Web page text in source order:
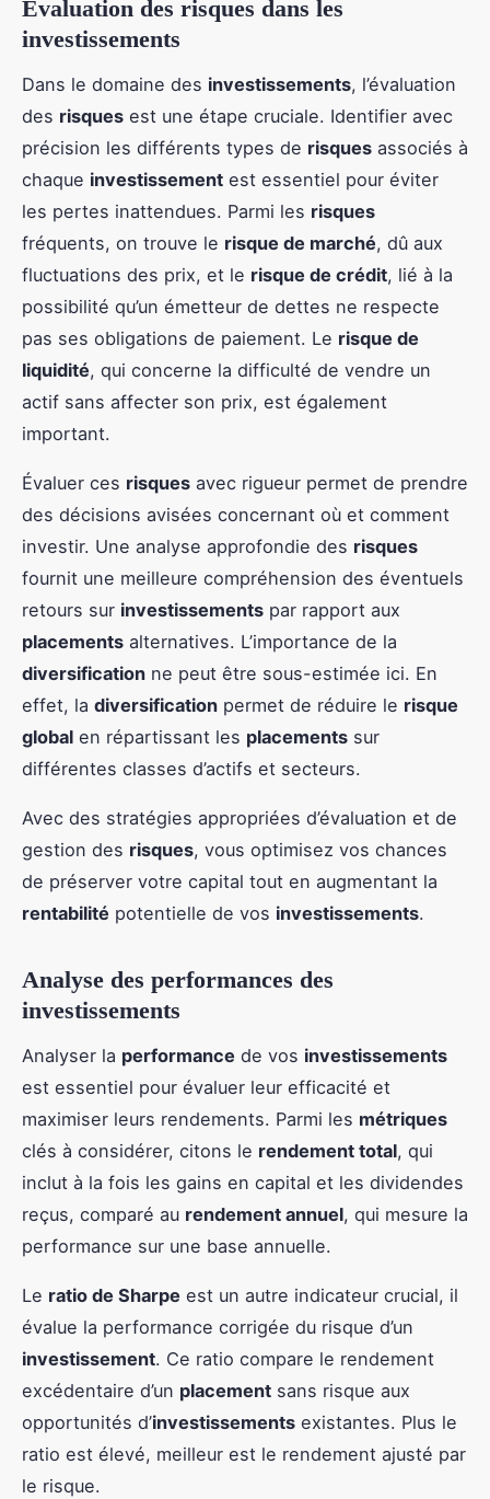
Évaluation des risques dans les
investissements
Dans le domaine des investissements, l’évaluation
des risques est une étape cruciale. Identifier avec
précision les différents types de risques associés à
chaque investissement est essentiel pour éviter
les pertes inattendues. Parmi les risques
fréquents, on trouve le risque de marché, dû aux
fluctuations des prix, et le risque de crédit, lié à la
possibilité qu’un émetteur de dettes ne respecte
pas ses obligations de paiement. Le risque de
liquidité, qui concerne la difficulté de vendre un
actif sans affecter son prix, est également
important.
Évaluer ces risques avec rigueur permet de prendre
des décisions avisées concernant où et comment
investir. Une analyse approfondie des risques
fournit une meilleure compréhension des éventuels
retours sur investissements par rapport aux
placements alternatives. L’importance de la
diversification ne peut être sous-estimée ici. En
effet, la diversification permet de réduire le risque
global en répartissant les placements sur
différentes classes d’actifs et secteurs.
Avec des stratégies appropriées d’évaluation et de
gestion des risques, vous optimisez vos chances
de préserver votre capital tout en augmentant la
rentabilité potentielle de vos investissements.
Analyse des performances des
investissements
Analyser la performance de vos investissements
est essentiel pour évaluer leur efficacité et
maximiser leurs rendements. Parmi les métriques
clés à considérer, citons le rendement total, qui
inclut à la fois les gains en capital et les dividendes
reçus, comparé au rendement annuel, qui mesure la
performance sur une base annuelle.
Le ratio de Sharpe est un autre indicateur crucial, il
évalue la performance corrigée du risque d’un
investissement. Ce ratio compare le rendement
excédentaire d’un placement sans risque aux
opportunités d’investissements existantes. Plus le
ratio est élevé, meilleur est le rendement ajusté par
le risque.